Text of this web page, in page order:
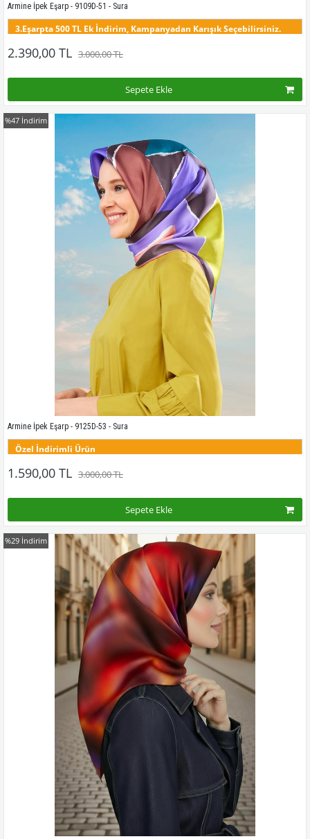
Armine İpek Eşarp - 9109D-51 - Sura
3.Eşarpta 500 TL Ek İndirim, Kampanyadan Karışık Seçebilirsiniz.
Kampanyadaki tüm modelleri görmek için buraya tıkla
2.390,00 TL 3.000,00 TL
Sepete Ekle
Armine İpek Eşarp - 9125D-53 - Sura
Özel İndirimli Ürün
Kampanyadaki tüm modelleri görmek için buraya tıkla
1.590,00 TL 3.000,00 TL
Sepete Ekle
%47 İndirim
%29 İndirim